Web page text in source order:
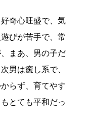
奇心旺盛で、気
びが苦手で、常
まあ、男の子だ
男は癒し系で、
らず、育てやす
とても平和だっ